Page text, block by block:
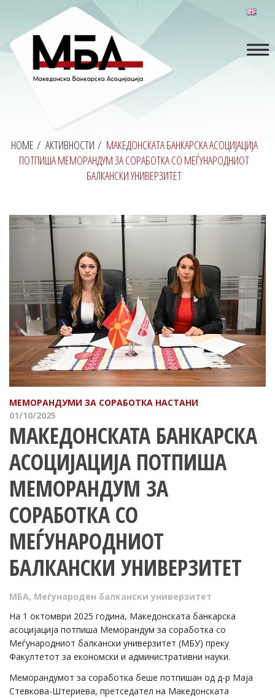
HOME / АКТИВНОСТИ / МАКЕДОНСКАТА БАНКАРСКА АСОЦИЈАЦИЈА
ПОТПИША МЕМОРАНДУМ ЗА СОРАБОТКА СО МЕЃУНАРОДНИОТ
БАЛКАНСКИ УНИВЕРЗИТЕТ
МЕМОРАНДУМИ ЗА СОРАБОТКА НАСТАНИ
01/10/2025
МАКЕДОНСКАТА БАНКАРСКА
АСОЦИЈАЦИЈА ПОТПИША
МЕМОРАНДУМ ЗА
СОРАБОТКА СО
МЕЃУНАРОДНИОТ
БАЛКАНСКИ УНИВЕРЗИТЕТ
МБА, Меѓународен балкански универзитет
На 1 октомври 2025 година, Македонската банкарска
асоцијација потпиша Меморандум за соработка со
Меѓународниот балкански универзитет (МБУ) преку
Факултетот за економски и административни науки.
Меморандумот за соработка беше потпишан од д-р Маја
Стевкова-Штериева, претседател на Македонската